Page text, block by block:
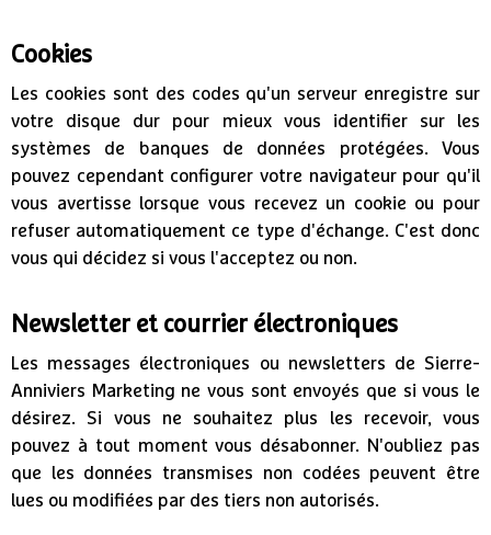
Cookies
Les cookies sont des codes qu'un serveur enregistre sur
votre disque dur pour mieux vous identifier sur les
systèmes de banques de données protégées. Vous
pouvez cependant configurer votre navigateur pour qu'il
vous avertisse lorsque vous recevez un cookie ou pour
refuser automatiquement ce type d'échange. C'est donc
vous qui décidez si vous l'acceptez ou non.
Newsletter et courrier électroniques
Les messages électroniques ou newsletters de Sierre-
Anniviers Marketing ne vous sont envoyés que si vous le
désirez. Si vous ne souhaitez plus les recevoir, vous
pouvez à tout moment vous désabonner. N'oubliez pas
que les données transmises non codées peuvent être
lues ou modifiées par des tiers non autorisés.